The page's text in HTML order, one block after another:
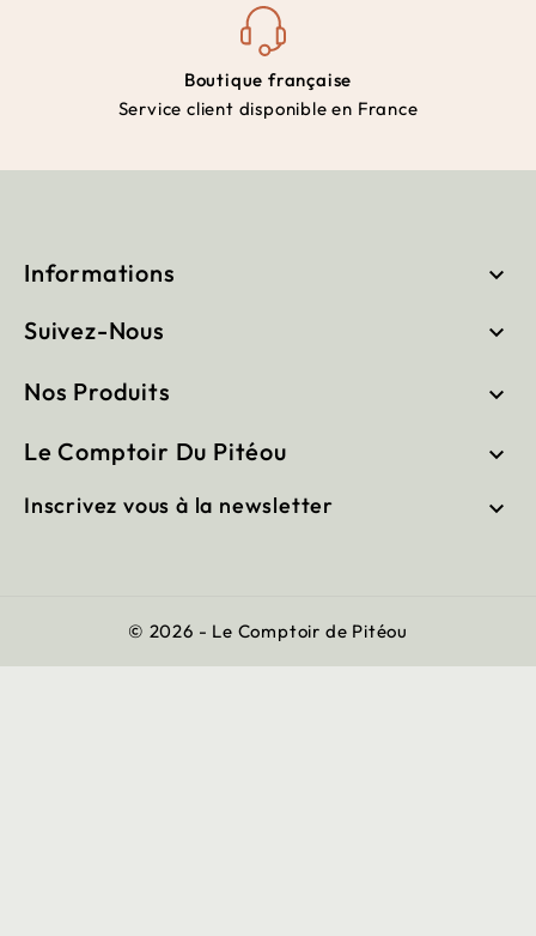
Boutique française
Service client disponible en France
Informations 
Suivez-Nous 
Nos Produits 
Le Comptoir Du Pitéou 
Inscrivez vous à la newsletter 
© 2026 - Le Comptoir de Pitéou